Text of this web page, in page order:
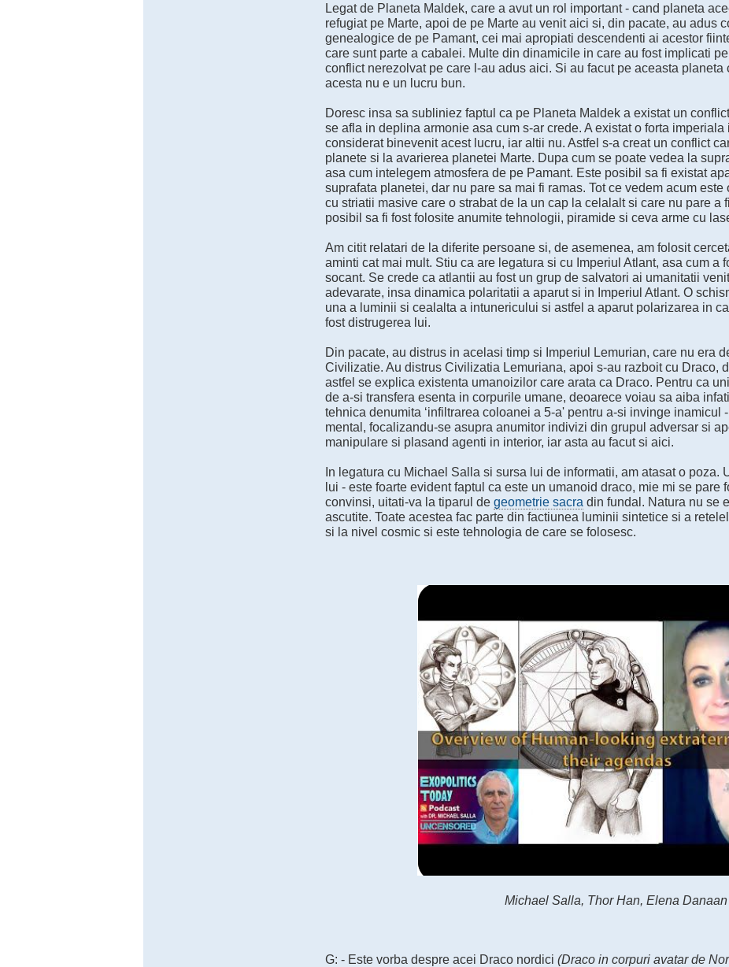
Legat de Planeta Maldek, care a avut un rol important - cand planeta
refugiat pe Marte, apoi de pe Marte au venit aici si, din pacate, au adus
genealogice de pe Pamant, cei mai apropiati descendenti ai acestor
care sunt parte a cabalei. Multe din dinamicile in care au fost implicati
conflict nerezolvat pe care l-au adus aici. Si au facut pe aceasta planeta
acesta nu e un lucru bun.
Doresc insa sa subliniez faptul ca pe Planeta Maldek a existat un
se afla in deplina armonie asa cum s-ar crede. A existat o forta
considerat binevenit acest lucru, iar altii nu. Astfel s-a creat un conflict
planete si la avarierea planetei Marte. Dupa cum se poate vedea la
asa cum intelegem atmosfera de pe Pamant. Este posibil sa fi existat
suprafata planetei, dar nu pare sa mai fi ramas. Tot ce vedem acum
cu striatii masive care o strabat de la un cap la celalalt si care nu pare a
posibil sa fi fost folosite anumite tehnologii, piramide si ceva arme cu
Am citit relatari de la diferite persoane si, de asemenea, am folosit
aminti cat mai mult. Stiu ca are legatura si cu Imperiul Atlant, asa cum a
socant. Se crede ca atlantii au fost un grup de salvatori ai umanitatii
adevarate, insa dinamica polaritatii a aparut si in Imperiul Atlant. O
una a luminii si cealalta a intunericului si astfel a aparut polarizarea in
fost distrugerea lui.
Din pacate, au distrus in acelasi timp si Imperiul Lemurian, care nu era
Civilizatie. Au distrus Civilizatia Lemuriana, apoi s-au razboit cu Draco,
astfel se explica existenta umanoizilor care arata ca Draco. Pentru ca
de a-si transfera esenta in corpurile umane, deoarece voiau sa aiba
tehnica denumita ‘infiltrarea coloanei a 5-a' pentru a-si invinge inamicul
mental, focalizandu-se asupra anumitor indivizi din grupul adversar si
manipulare si plasand agenti in interior, iar asta au facut si aici.
In legatura cu Michael Salla si sursa lui de informatii, am atasat o poza.
lui - este foarte evident faptul ca este un umanoid draco, mie mi se pare
convinsi, uitati-va la tiparul de geometrie sacra din fundal. Natura nu se
ascutite. Toate acestea fac parte din factiunea luminii sintetice si a
si la nivel cosmic si este tehnologia de care se folosesc.
Michael Salla, Thor Han, Elena Danaan
G: - Este vorba despre acei Draco nordici (Draco in corpuri avatar de